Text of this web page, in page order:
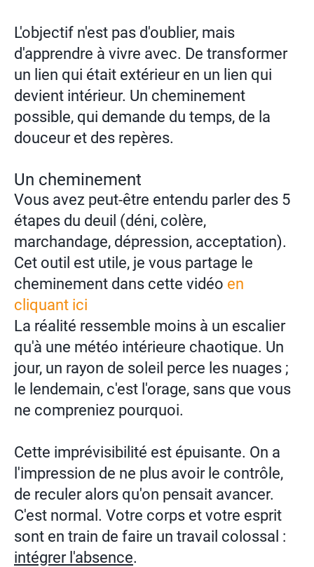
L'objectif n'est pas d'oublier, mais
d'apprendre à vivre avec. De transformer
un lien qui était extérieur en un lien qui
devient intérieur. Un cheminement
possible, qui demande du temps, de la
douceur et des repères.
Un cheminement
Vous avez peut-être entendu parler des 5
étapes du deuil (déni, colère,
marchandage, dépression, acceptation).
Cet outil est utile, je vous partage le
cheminement dans cette vidéo en
cliquant ici
La réalité ressemble moins à un escalier
qu'à une météo intérieure chaotique. Un
jour, un rayon de soleil perce les nuages ;
le lendemain, c'est l'orage, sans que vous
ne compreniez pourquoi.
Cette imprévisibilité est épuisante. On a
l'impression de ne plus avoir le contrôle,
de reculer alors qu'on pensait avancer.
C'est normal. Votre corps et votre esprit
sont en train de faire un travail colossal :
intégrer l'absence.